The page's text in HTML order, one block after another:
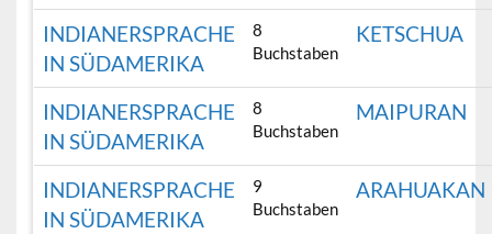
INDIANERSPRACHE
IN SÜDAMERIKA
8
Buchstaben
KETSCHUA
INDIANERSPRACHE
IN SÜDAMERIKA
8
Buchstaben
MAIPURAN
INDIANERSPRACHE
IN SÜDAMERIKA
9
Buchstaben
ARAHUAKAN